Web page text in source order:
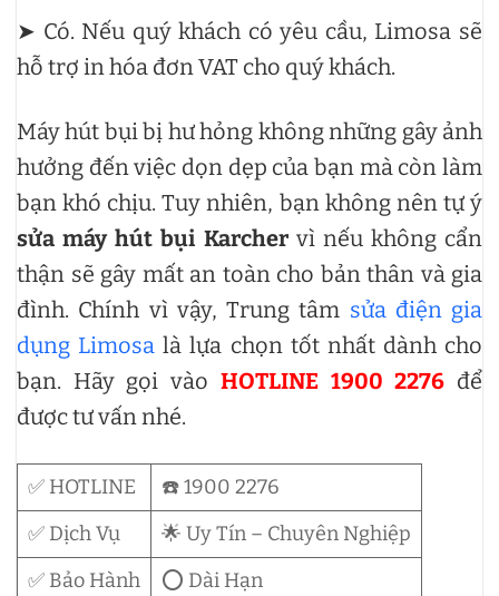
➤ Có. Nếu quý khách có yêu cầu, Limosa sẽ
hỗ trợ in hóa đơn VAT cho quý khách.
Máy hút bụi bị hư hỏng không những gây ảnh
hưởng đến việc dọn dẹp của bạn mà còn làm
bạn khó chịu. Tuy nhiên, bạn không nên tự ý
sửa máy hút bụi Karchervì nếu không cẩn
thận sẽ gây mất an toàn cho bản thân và gia
đình. Chính vì vậy, Trung tâm sửa điện gia
dụng Limosa là lựa chọn tốt nhất dành cho
bạn. Hãy gọi vào HOTLINE 1900 2276 để
được tư vấn nhé.
✅ HOTLINE
☎️ 1900 2276
✅ Dịch Vụ
🌟 Uy Tín – Chuyên Nghiệp
✅ Bảo Hành
⭕ Dài Hạn